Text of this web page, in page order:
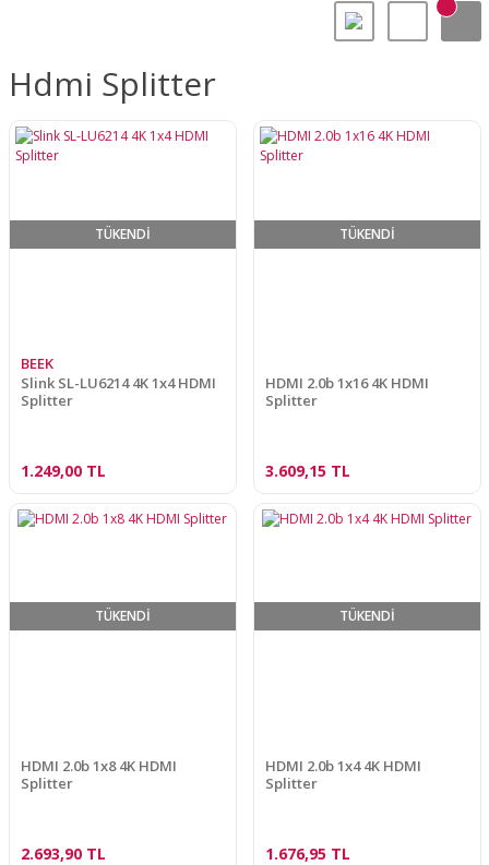
Hdmi Splitter
TÜKENDİ
BEEK
Slink SL-LU6214 4K 1x4 HDMI
Splitter
1.249,00 TL
TÜKENDİ
HDMI 2.0b 1x16 4K HDMI
Splitter
3.609,15 TL
TÜKENDİ
HDMI 2.0b 1x8 4K HDMI
Splitter
2.693,90 TL
TÜKENDİ
HDMI 2.0b 1x4 4K HDMI
Splitter
1.676,95 TL